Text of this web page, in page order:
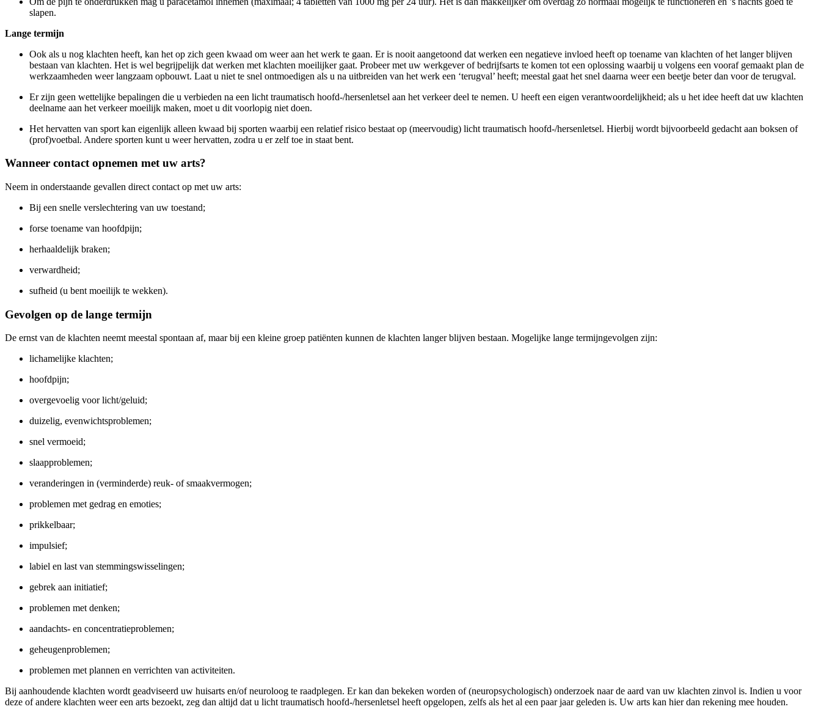
slapen.
Lange termijn
Ook als u nog klachten heeft, kan het op zich geen kwaad om weer aan het werk te gaan. Er is nooit aangetoond dat werken een negatieve invloed heeft op toename van klachten of het langer blijven
bestaan van klachten. Het is wel begrijpelijk dat werken met klachten moeilijker gaat. Probeer met uw werkgever of bedrijfsarts te komen tot een oplossing waarbij u volgens een vooraf gemaakt plan de
werkzaamheden weer langzaam opbouwt. Laat u niet te snel ontmoedigen als u na uitbreiden van het werk een ‘terugval’ heeft; meestal gaat het snel daarna weer een beetje beter dan voor de terugval.
Er zijn geen wettelijke bepalingen die u verbieden na een licht traumatisch hoofd-/hersenletsel aan het verkeer deel te nemen. U heeft een eigen verantwoordelijkheid; als u het idee heeft dat uw klachten
deelname aan het verkeer moeilijk maken, moet u dit voorlopig niet doen.
Het hervatten van sport kan eigenlijk alleen kwaad bij sporten waarbij een relatief risico bestaat op (meervoudig) licht traumatisch hoofd-/hersenletsel. Hierbij wordt bijvoorbeeld gedacht aan boksen of
(prof)voetbal. Andere sporten kunt u weer hervatten, zodra u er zelf toe in staat bent.
Wanneer contact opnemen met uw arts?
Neem in onderstaande gevallen direct contact op met uw arts:
Bij een snelle verslechtering van uw toestand;
forse toename van hoofdpijn;
herhaaldelijk braken;
verwardheid;
sufheid (u bent moeilijk te wekken).
Gevolgen op de lange termijn
De ernst van de klachten neemt meestal spontaan af, maar bij een kleine groep patiënten kunnen de klachten langer blijven bestaan. Mogelijke lange termijngevolgen zijn:
lichamelijke klachten;
hoofdpijn;
overgevoelig voor licht/geluid;
duizelig, evenwichtsproblemen;
snel vermoeid;
slaapproblemen;
veranderingen in (verminderde) reuk- of smaakvermogen;
problemen met gedrag en emoties;
prikkelbaar;
impulsief;
labiel en last van stemmingswisselingen;
gebrek aan initiatief;
problemen met denken;
aandachts- en concentratieproblemen;
geheugenproblemen;
problemen met plannen en verrichten van activiteiten.
Bij aanhoudende klachten wordt geadviseerd uw huisarts en/of neuroloog te raadplegen. Er kan dan bekeken worden of (neuropsychologisch) onderzoek naar de aard van uw klachten zinvol is. Indien u voor
deze of andere klachten weer een arts bezoekt, zeg dan altijd dat u licht traumatisch hoofd-/hersenletsel heeft opgelopen, zelfs als het al een paar jaar geleden is. Uw arts kan hier dan rekening mee houden.